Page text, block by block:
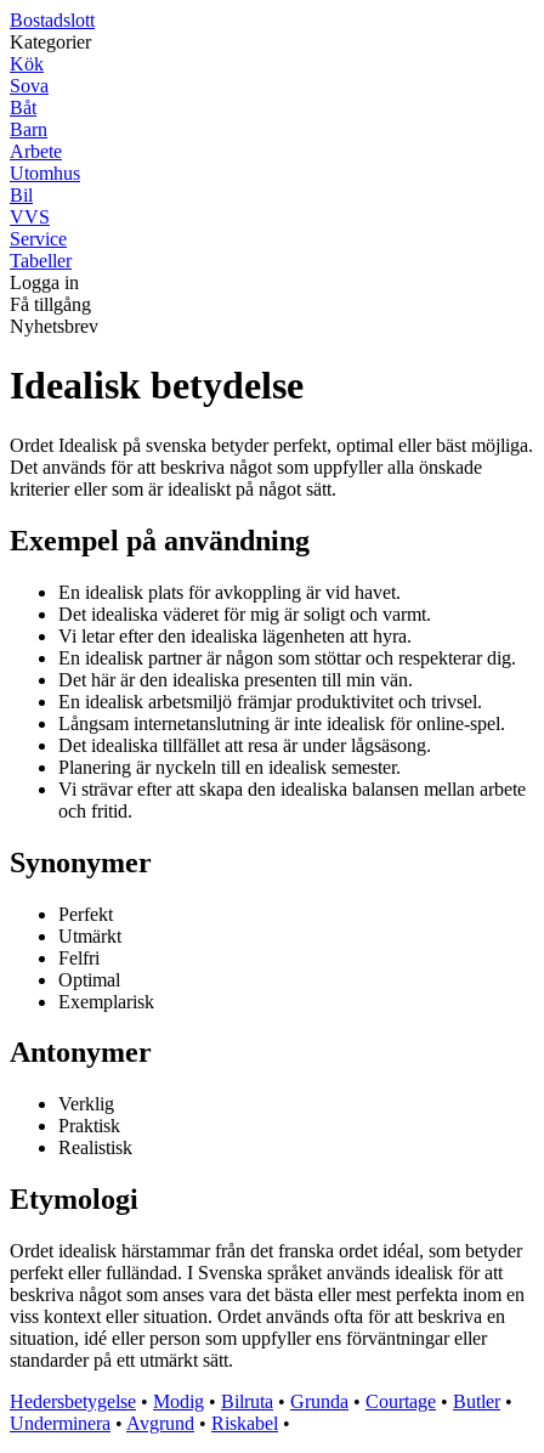
Bostadslott
Kategorier
Kök
Sova
Båt
Barn
Arbete
Utomhus
Bil
VVS
Service
Tabeller
Logga in
Få tillgång
Nyhetsbrev
Idealisk betydelse
Ordet Idealisk på svenska betyder perfekt, optimal eller bäst möjliga.
Det används för att beskriva något som uppfyller alla önskade
kriterier eller som är idealiskt på något sätt.
Exempel på användning
En idealisk plats för avkoppling är vid havet.
Det idealiska väderet för mig är soligt och varmt.
Vi letar efter den idealiska lägenheten att hyra.
En idealisk partner är någon som stöttar och respekterar dig.
Det här är den idealiska presenten till min vän.
En idealisk arbetsmiljö främjar produktivitet och trivsel.
Långsam internetanslutning är inte idealisk för online-spel.
Det idealiska tillfället att resa är under lågsäsong.
Planering är nyckeln till en idealisk semester.
Vi strävar efter att skapa den idealiska balansen mellan arbete
och fritid.
Synonymer
Perfekt
Utmärkt
Felfri
Optimal
Exemplarisk
Antonymer
Verklig
Praktisk
Realistisk
Etymologi
Ordet idealisk härstammar från det franska ordet idéal, som betyder
perfekt eller fulländad. I Svenska språket används idealisk för att
beskriva något som anses vara det bästa eller mest perfekta inom en
viss kontext eller situation. Ordet används ofta för att beskriva en
situation, idé eller person som uppfyller ens förväntningar eller
standarder på ett utmärkt sätt.
Hedersbetygelse • Modig • Bilruta • Grunda • Courtage • Butler•
Underminera • Avgrund • Riskabel •